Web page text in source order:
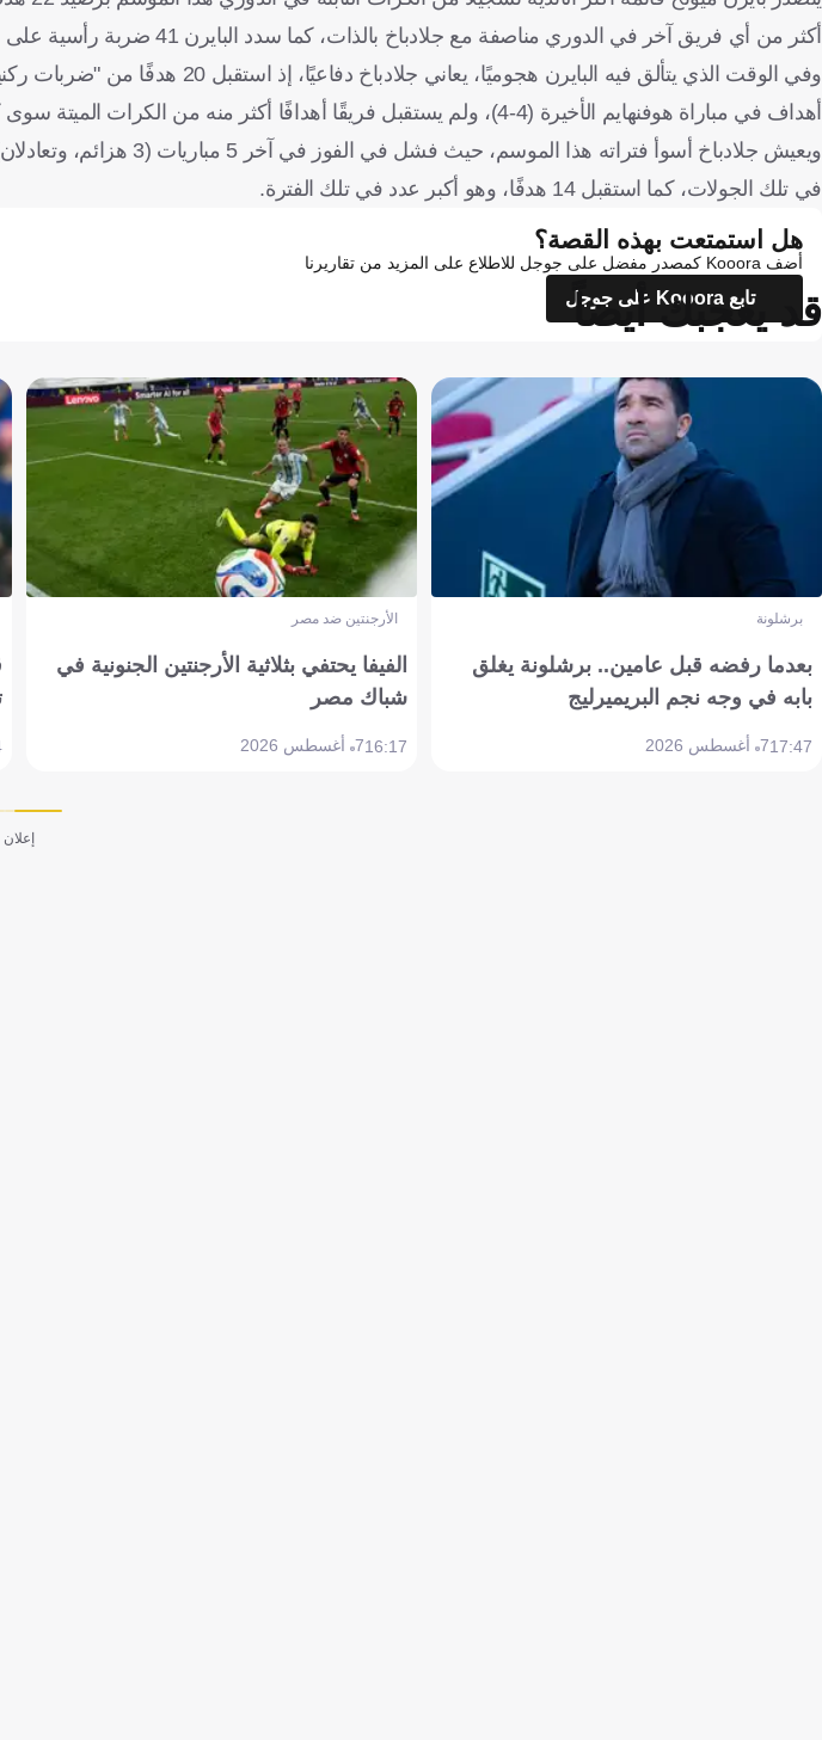
أكثر من أي فريق آخر في الدوري مناصفة مع جلادباخ بالذات، كما سدد البايرن 41 ضربة رأسية على المرمى مقابل 36 لجلادباخ.
أهداف في مباراة هوفنهايم الأخيرة (4-4)، ولم يستقبل فريقًا أهدافًا أكثر منه من الكرات الميتة سوى كيل وبوخوم بواقع 21 هدفًا.
ويعيش جلادباخ أسوأ فتراته هذا
في تلك الجولات، كما استقبل 14 هدفًا، وهو أكبر عدد في تلك الفترة.
هل استمتعت بهذه القصة؟
أضف Kooora كمصدر مفضل على جوجل للاطلاع على المزيد من تقاريرنا
تابع Kooora على جوجل
قد يعجبك أيضاً
برشلونة
بعدما رفضه قبل عامين.. برشلونة يغلق
بابه في وجه نجم البريميرليج
17:477 أغسطس 2026
الأرجنتين ضد مصر
الفيفا يحتفي بثلاثية الأرجنتين الجنونية في
شباك مصر
16:177 أغسطس 2026
إعلان